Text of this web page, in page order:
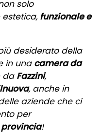
solo
funzionale e
desiderato della
in una camera da
da Fazzini,
, anche in
aziende che ci
per
!